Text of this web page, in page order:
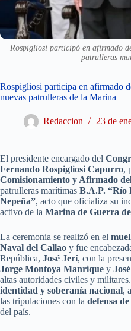
Rospigliosi participó en afirmado
patrulleras
Rospigliosi participa en afirmado
nuevas patrulleras de la Marina
Redaccion 23 de
El presidente encargado del
Fernando Rospigliosi Capurro,
Comisionamiento y Afirmado
patrulleras marítimas B.A.P. “Río
Nepeña”, acto que oficializa su
activo de la Marina de Guerra
La ceremonia se realizó en el
Naval del Callao y fue
República, José Jerí, con la
Jorge Montoya Manrique y
altas autoridades civiles y
identidad y soberanía nacional,
las tripulaciones con la defensa
del país.